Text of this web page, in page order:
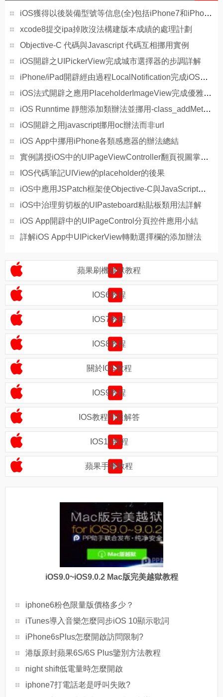
iOS獲得以後裝備型號等信息(全)包括iPhone7和iPhone7P
xcode8提交ipa掉敗沒法構建版本成績的處理計劃
Objective-C 代碼與Javascript 代碼互相挪用實例
iOS開辟之UIPickerView完成城市選擇器的步調詳解
iPhone/iPad開辟經由過程LocalNotification完成iOS准時當地推送功效
iOS法式開辟之應用PlaceholderImageView完成優雅的圖片加載後果
iOS Runntime 靜態添加類辦法並挪用-class_addMethod
iOS開辟之用javascript挪用oc辦法而非url
iOS App中挪用iPhone各類感應器的辦法總結
實例講授iOS中的UIPageViewController翻頁視圖掌握器
IOS代碼筆記UIView的placeholder的後果
iOS中應用JSPatch框架使Objective-C與JavaScript代碼交互
iOS中治理剪切板的UIPasteboard粘貼板類用法詳解
iOS App開辟中的UIPageControl分頁控件應用小結
詳解iOS App中UIPickerView轉動選擇欄的添加辦法
蘋果刷機越獄教程
IOS6教程
IOS7教程
IOS8教程
關於IOS教程
IOS9教程
IOS教程問題解答
IOS10教程
蘋果手機教程
iOS9.0~iOS9.0.2 Mac版完美越獄教程
iphone6粉色限量版價格多少？
iTunes導入音樂怎麼同步iOS 10顯示歌詞
iPhone6sPlus怎麼開啟訪問限制?
港版原封蘋果6S/6S Plus鑒別方法教程
night shift低電量時怎麼開啟
iphone7打電話老是呼叫失敗?